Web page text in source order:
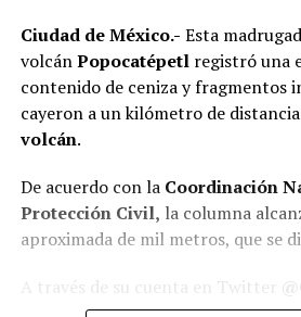
Ciudad de México.- Esta
volcánPopocatépetl registró una
contenido de ceniza y fragmentos
cayeron a un kilómetro de
volcán.
De acuerdo con la Coordinación
Protección Civil, la columna
aproximada de mil metros, que se
A través de su cuenta en Twitter